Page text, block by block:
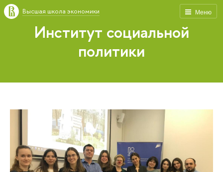
Меню
Высшая школа экономики
Институт социальной
политики